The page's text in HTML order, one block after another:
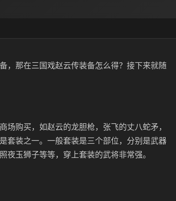
，那在三国戏赵云传装备怎么得？接下来就随
购买，如赵云的龙胆枪，张飞的丈八蛇矛，
套装之一。一般套装是三个部位，分别是武器
夜玉狮子等等，穿上套装的武将非常强。